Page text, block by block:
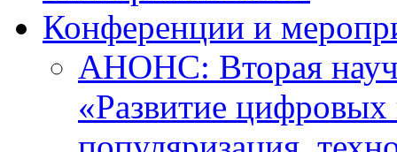
Конференции и
АНОНС: Вторая
«Развитие цифровых